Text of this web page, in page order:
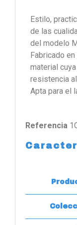
Estilo,
de las
del modelo
Fabricado
material
resistencia
Apta para el
Referencia